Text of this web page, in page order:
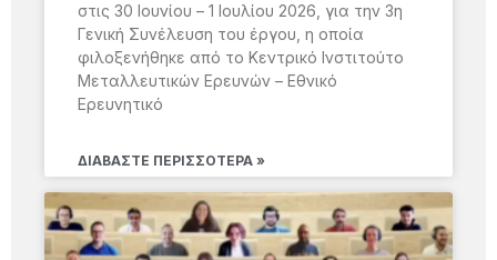
στις 30 Ιουνίου – 1 Ιουλίου 2026, για την 3η
Γενική Συνέλευση του έργου, η οποία
φιλοξενήθηκε από το Κεντρικό Ινστιτούτο
Μεταλλευτικών Ερευνών – Εθνικό
Ερευνητικό
ΔΙΑΒΆΣΤΕ ΠΕΡΙΣΣΌΤΕΡΑ »